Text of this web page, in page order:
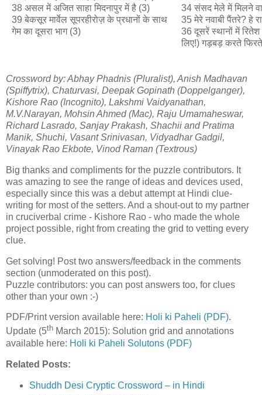
38 असल में अजित साहा मिदनापुर में है (3)
39 बेकसूर मार्वेल सूपरहीरोज़ के प्रधानों के साथ
गेम का दूसरा भाग (3)
34 संसद मेले में मिलने
35 मेरे नवाबी पैंतरे? हे
36 दूसरें स्थानों में
लिए!) गड़बड़ करते
Crossword by: Abhay Phadnis (Pluralist), Anish Madhavan
(Spiffytrix), Chaturvasi, Deepak Gopinath (Doppelganger),
Kishore Rao (Incognito), Lakshmi Vaidyanathan,
M.V.Narayan, Mohsin Ahmed (Mac), Raju Umamaheswar,
Richard Lasrado, Sanjay Prakash, Shachii and Pratima
Manik, Shuchi, Vasant Srinivasan, Vidyadhar Gadgil,
Vinayak Rao Ekbote, Vinod Raman (Textrous)
Big thanks and compliments for the puzzle contributors. It
was amazing to see the range of ideas and devices used,
especially since this was a debut attempt at Hindi clue-
writing for most of the setters. And a shout-out to my partner
in cruciverbal crime - Kishore Rao - who made the whole
project possible, right from creating the grid to vetting every
clue.
Get solving! Post two answers/feedback in the comments
section (unmoderated on this post).
Puzzle contributors: you can post answers too, for clues
other than your own :-)
PDF/Print version available here: Holi ki Paheli (PDF).
Update (5th March 2015): Solution grid and annotations
available here: Holi ki Paheli Solutons (PDF)
Related Posts:
Shuddh Desi Cryptic Crossword – in Hindi